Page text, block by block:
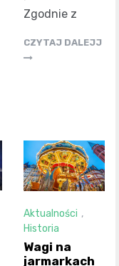
Zgodnie z
CZYTAJ DALEJJ
Aktualności ,
Historia
Wagi na
jarmarkach